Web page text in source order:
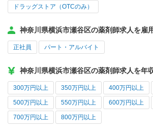
ドラッグストア（OTCのみ）
神奈川県横浜市瀬谷区の薬剤師求人を雇
正社員 パート・アルバイト
神奈川県横浜市瀬谷区の薬剤師求人を年
300万円以上 350万円以上 400万円以上
500万円以上 550万円以上 600万円以上
700万円以上 800万円以上